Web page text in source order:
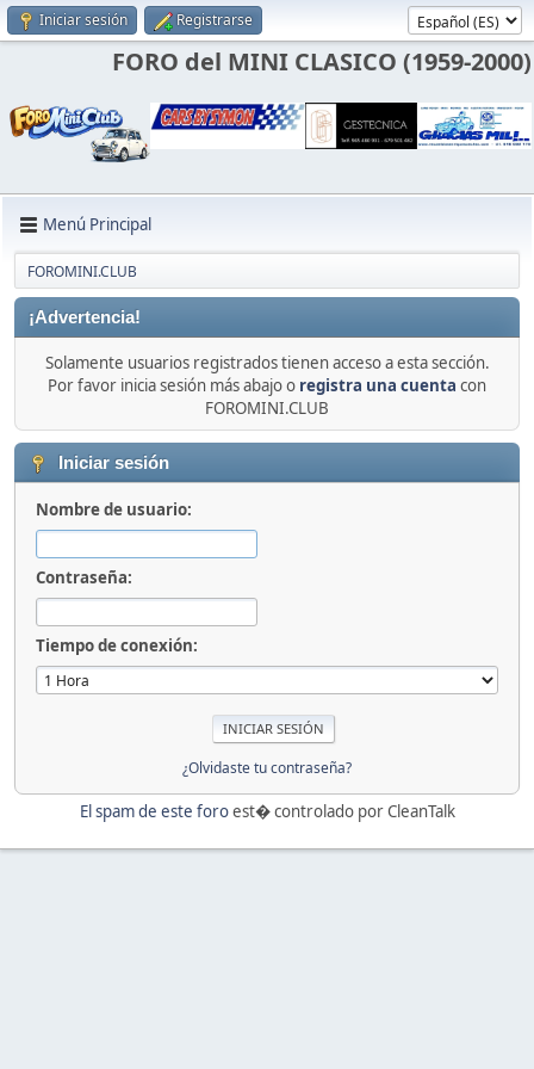
Iniciar sesión Registrarse
FORO del MINI CLASICO (1959-2000)
Menú Principal
FOROMINI.CLUB
¡Advertencia!
Solamente usuarios registrados tienen acceso a esta sección.
Por favor inicia sesión más abajo o registra una cuenta con
FOROMINI.CLUB
Iniciar sesión
Nombre de usuario:
Contraseña:
Tiempo de conexión:
¿Olvidaste tu contraseña?
El spam de este foroest� controlado por CleanTalk